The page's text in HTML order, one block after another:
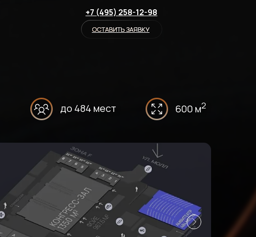
+7 (495) 258-12-98
ОСТАВИТЬ ЗАЯВКУ
ОСТАВИТЬ ЗАЯВКУ
600 м2
до 484 мест